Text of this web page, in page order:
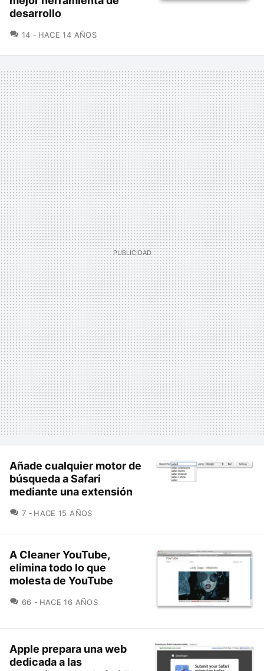
desarrollo
14 COMENTARIOS
HACE 14 AÑOS
Añade cualquier motor de
búsqueda a Safari
mediante una extensión
7 COMENTARIOS
HACE 15 AÑOS
A Cleaner YouTube,
elimina todo lo que
molesta de YouTube
66 COMENTARIOS
HACE 16 AÑOS
Apple prepara una web
dedicada a las